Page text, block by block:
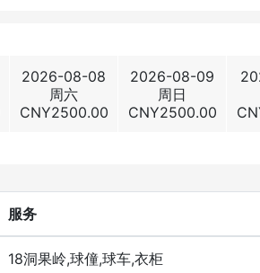
2026-08-08
周六
CNY2500.00
2026-08-09
周日
CNY2500.00
服务
18洞果岭,球僮,球车,衣柜